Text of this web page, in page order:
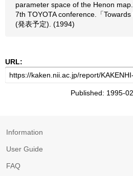
parameter space of the Henon
7th TOYOTA conference.「Towards
(発表予定). (1994)
URL:
Published: 1995-
Information
User Guide
FAQ